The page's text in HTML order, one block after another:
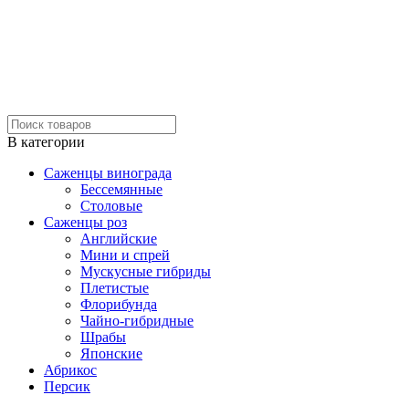
В категории
Саженцы винограда
Бессемянные
Столовые
Саженцы роз
Английские
Мини и спрей
Мускусные гибриды
Плетистые
Флорибунда
Чайно-гибридные
Шрабы
Японские
Абрикос
Персик